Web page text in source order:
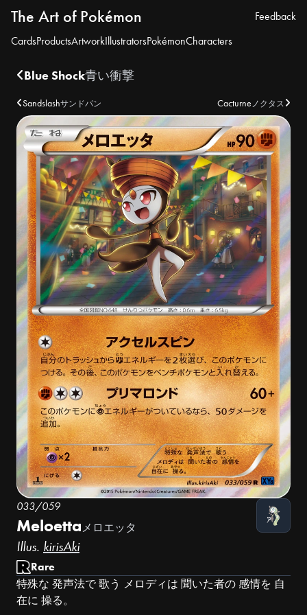
The Art of Pokémon
CardsProductsArtworkIllustratorsPokémonCharacters
Feedback
Blue Shock青い衝撃
Sandslashサンドパン Cacturne ノクタス
033/059
Meloetta メロエッタ
Illus. kirisAki
Rare
特殊な 発声法で 歌う メロディは 聞いた者の 感情を 自
在に 操る。